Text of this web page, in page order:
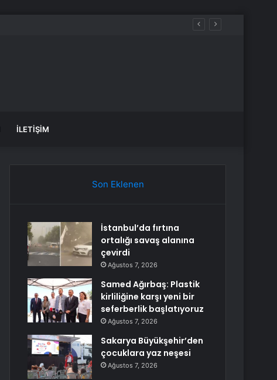
İLETIŞIM
Son Eklenen
İstanbul’da fırtına
ortalığı savaş alanına
çevirdi
Ağustos 7, 2026
Samed Ağırbaş: Plastik
kirliliğine karşı yeni bir
seferberlik başlatıyoruz
Ağustos 7, 2026
Sakarya Büyükşehir’den
çocuklara yaz neşesi
Ağustos 7, 2026